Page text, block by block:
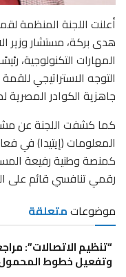
هدى بركة، مستشار وزير
المهارات التكنولوجية،
التوجه الاستراتيجي
جاهزية الكوادر
كما كشفت اللجنة عن
المعلومات (إيتيدا) في
كمنصة وطنية رفيعة
رقمي تنافسي قائم على
موضوعاتمتعلقة
“تنظيم الاتصالات”:
وتفعيل خطوط